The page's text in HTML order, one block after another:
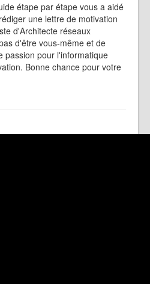
étape par étape vous a aidé
une lettre de motivation
d'Architecte réseaux
d'être vous-même et de
passion pour l'informatique
Bonne chance pour votre